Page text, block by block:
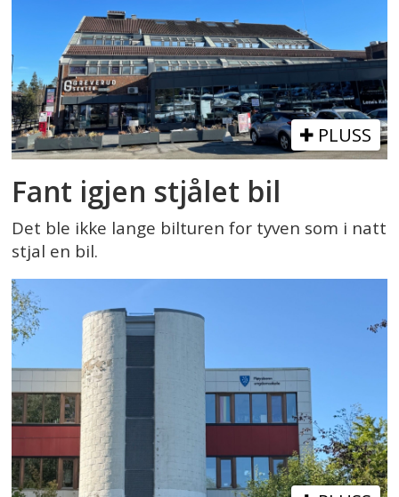
PLUSS
Fant igjen stjålet bil
Det ble ikke lange bilturen for tyven som i natt
stjal en bil.